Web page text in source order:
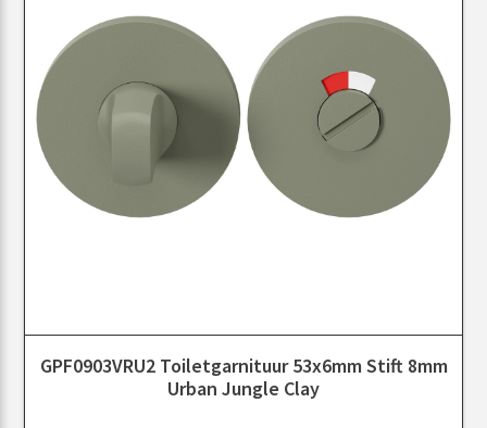
GPF0903VRU2 Toiletgarnituur 53x6mm Stift 8mm
Urban Jungle Clay